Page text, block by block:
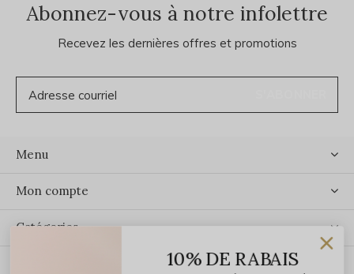
Abonnez-vous à notre infolettre
Recevez les dernières offres et promotions
Menu
Mon compte
Catégories
10% DE RABAIS